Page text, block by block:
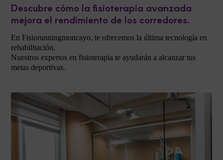
Descubre cómo la fisioterapia avanzada
mejora el rendimiento de los corredores.
En Fisiorunningmoncayo, te ofrecemos la última tecnología en
rehabilitación.
Nuestros expertos en fisioterapia te ayudarán a alcanzar tus
metas deportivas.